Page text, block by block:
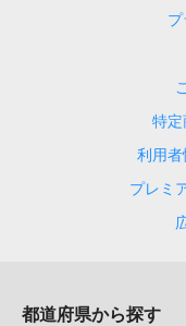
特定
利用
プレミ
都道府県から探す